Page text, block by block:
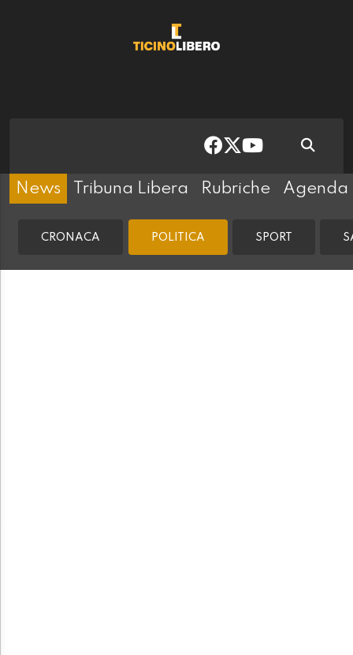
News Tribuna Libera Rubriche Agenda
CRONACA POLITICA SPORT